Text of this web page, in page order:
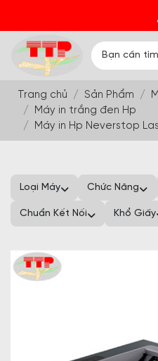
Thịnh Phát - Nhận quà
Trang chủ Sản Phẩm
Máy in trắng đen Hp
Máy in Hp Neverstop
Loại Máy Chức Năng
Chuẩn Kết Nối Khổ Giấy